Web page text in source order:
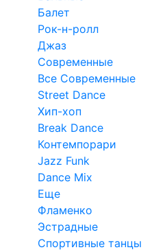
Балет
Рок-н-ролл
Джаз
Современные
Все Современные
Street Dance
Хип-хоп
Break Dance
Контемпорари
Jazz Funk
Dance Mix
Еще
Фламенко
Эстрадные
Спортивные танцы